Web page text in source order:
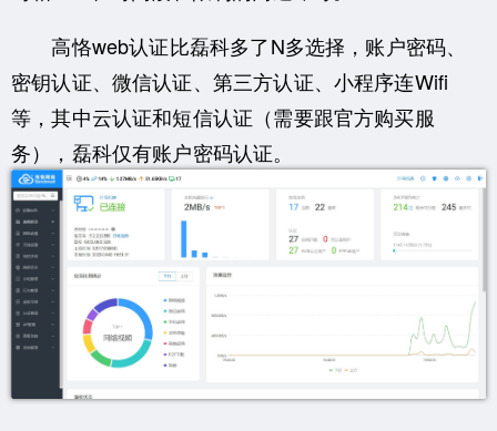
高恪web认证比磊科多了N多选择，账户密码、
密钥认证、微信认证、第三方认证、小程序连Wifi
等，其中云认证和短信认证（需要跟官方购买服
务），磊科仅有账户密码认证。